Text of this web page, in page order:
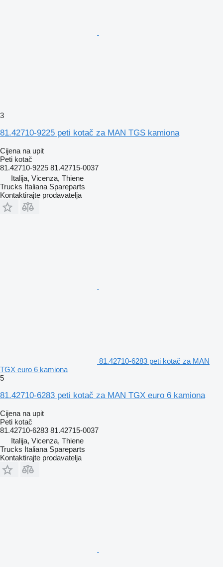
3
81.42710-9225 peti kotač za MAN TGS kamiona
Cijena na upit
Peti kotač
81.42710-9225 81.42715-0037
Italija, Vicenza, Thiene
Trucks Italiana Spareparts
Kontaktirajte prodavatelja
81.42710-6283 peti kotač za MAN
TGX euro 6 kamiona
5
81.42710-6283 peti kotač za MAN TGX euro 6 kamiona
Cijena na upit
Peti kotač
81.42710-6283 81.42715-0037
Italija, Vicenza, Thiene
Trucks Italiana Spareparts
Kontaktirajte prodavatelja